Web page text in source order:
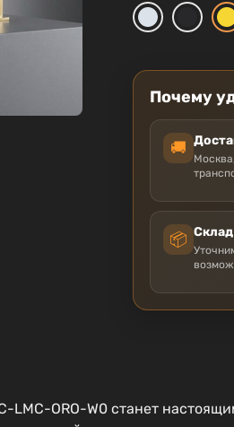
Почему
🚚
📦
LMC-ORO-W0 станет